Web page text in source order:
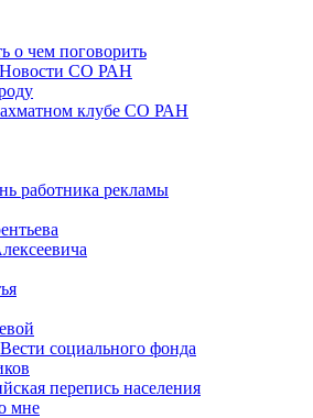
о чем поговорить
Новости СО РАН
клубе СО РАН
работника рекламы
Вести социального фонда
перепись населения
мне